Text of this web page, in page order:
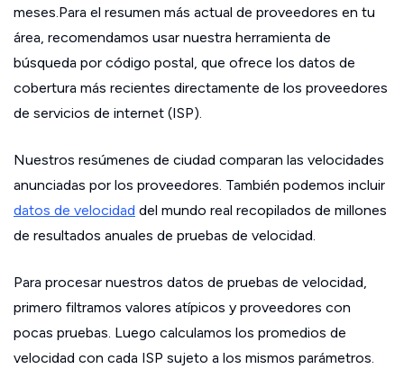
meses.Para el resumen más actual de proveedores en tu
área, recomendamos usar nuestra herramienta de
búsqueda por código postal, que ofrece los datos de
cobertura más recientes directamente de los proveedores
de servicios de internet (ISP).
Nuestros resúmenes de ciudad comparan las velocidades
anunciadas por los proveedores. También podemos incluir
datos de velocidad del mundo real recopilados de millones
de resultados anuales de pruebas de velocidad.
Para procesar nuestros datos de pruebas de velocidad,
primero filtramos valores atípicos y proveedores con
pocas pruebas. Luego calculamos los promedios de
velocidad con cada ISP sujeto a los mismos parámetros.